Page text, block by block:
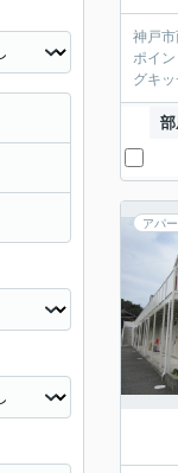
神戸
ポイ
グキ
アパ